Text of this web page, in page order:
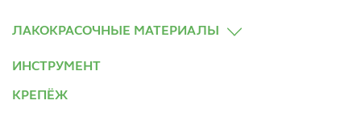
ЛАКОКРАСОЧНЫЕ МАТЕРИАЛЫ
ИНСТРУМЕНТ
КРЕПЁЖ